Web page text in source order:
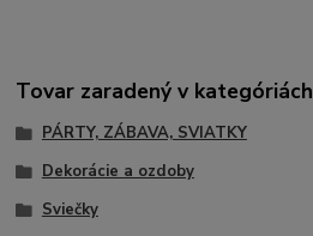
Tovar zaradený v kategóriách
PÁRTY, ZÁBAVA, SVIATKY
Dekorácie a ozdoby
Sviečky